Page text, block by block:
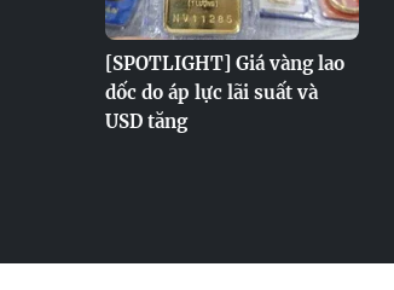
[SPOTLIGHT] Giá vàng lao
dốc do áp lực lãi suất và
USD tăng